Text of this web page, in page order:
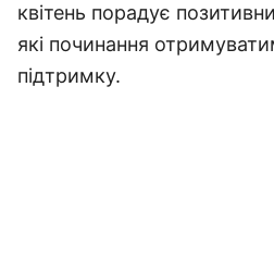
квітень порадує
які починання
підтримку.